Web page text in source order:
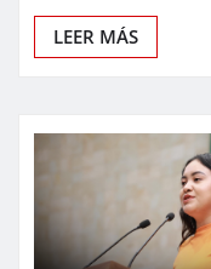
LEER MÁS